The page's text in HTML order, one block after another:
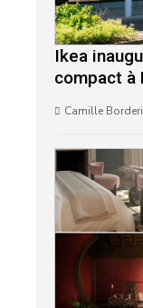
Ikea
compact à
Camille